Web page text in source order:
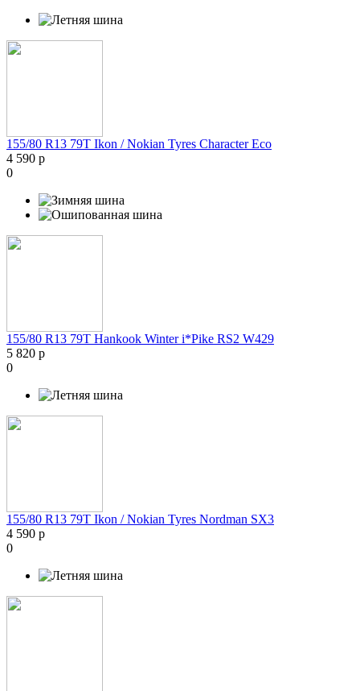
155/80 R13 79T Ikon / Nokian Tyres Character Eco
4 590 р
0
155/80 R13 79T Hankook Winter i*Pike RS2 W429
5 820 р
0
155/80 R13 79T Ikon / Nokian Tyres Nordman SX3
4 590 р
0